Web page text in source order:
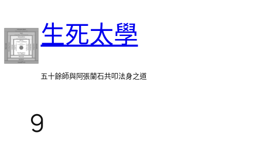
至
主
要
生死太學
五十餘師與阿張蘭石共叩法身之道
9